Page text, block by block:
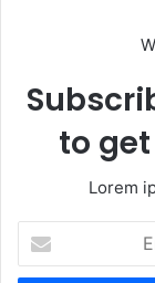
to
Lorem
Enter
your
Email